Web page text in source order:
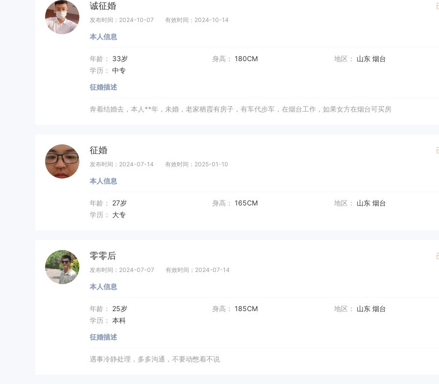
诚征婚
发布时间：2024-10-07 有效时间：2024-10-14
本人信息
年龄： 33岁 身高： 180CM 地区：
山东 烟台
学历： 中专
征婚描述
奔着结婚去，本人**年，未婚，老家栖霞有房子，有车代步车，在烟台工作，如果女方在烟台可买房
征婚
发布时间：2024-07-14 有效时间：2025-01-10
本人信息
年龄： 27岁 身高： 165CM 地区：
山东 烟台
学历：
大专
零零后
发布时间：2024-07-07 有效时间：2024-07-14
本人信息
年龄： 25岁 身高： 185CM 地区：
山东 烟台
学历： 本科
征婚描述
遇事冷静处理，多多沟通，不要动憋着不说